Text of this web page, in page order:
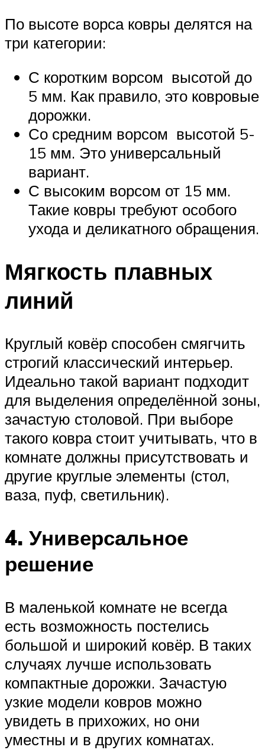
По высоте ворса ковры делятся на
три категории:
С коротким ворсом высотой до
5 мм. Как правило, это ковровые
дорожки.
Со средним ворсом высотой 5-
15 мм. Это универсальный
вариант.
С высоким ворсом от 15 мм.
Такие ковры требуют особого
ухода и деликатного обращения.
Мягкость плавных
линий
Круглый ковёр способен смягчить
строгий классический интерьер.
Идеально такой вариант подходит
для выделения определённой зоны,
зачастую столовой. При выборе
такого ковра стоит учитывать, что в
комнате должны присутствовать и
другие круглые элементы (стол,
ваза, пуф, светильник).
4. Универсальное
решение
В маленькой комнате не всегда
есть возможность постелись
большой и широкий ковёр. В таких
случаях лучше использовать
компактные дорожки. Зачастую
узкие модели ковров можно
увидеть в прихожих, но они
уместны и в других комнатах.